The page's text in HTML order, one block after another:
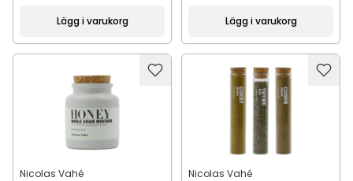
Lägg i varukorg Lägg i varukorg
Nicolas Vahé Nicolas Vahé